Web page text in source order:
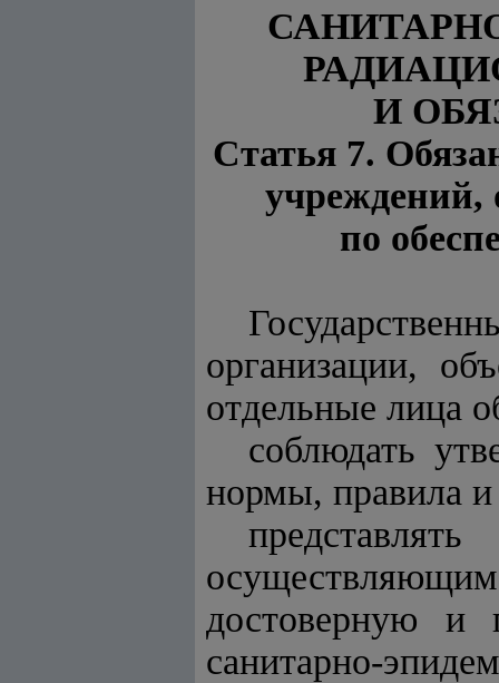
И
Статья 7.
учреждений,
по
организации,
отдельные лица
соблюдать
нормы, правила и
достоверную и
санитарно-